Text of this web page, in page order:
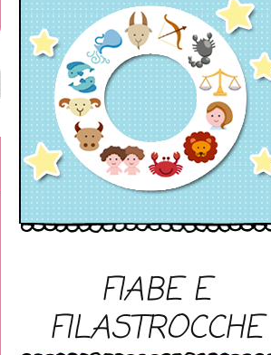
FIABE E
FILASTROCCHE